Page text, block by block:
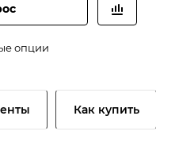
опции
Как купить